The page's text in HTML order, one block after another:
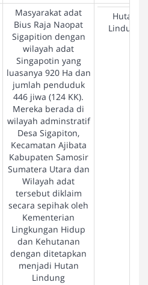
Masyarakat adat
Bius Raja Naopat
Sigapition dengan
wilayah adat
Singapotin yang
luasanya 920 Ha dan
jumlah penduduk
446 jiwa (124 KK).
Mereka berada di
wilayah adminstratif
Desa Sigapiton,
Kecamatan Ajibata
Kabupaten Samosir
Sumatera Utara dan
Wilayah adat
tersebut diklaim
secara sepihak oleh
Kementerian
Lingkungan Hidup
dan Kehutanan
dengan ditetapkan
menjadi Hutan
Lindung
Hutan
Lindung